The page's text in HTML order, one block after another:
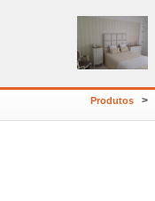
Produtos >